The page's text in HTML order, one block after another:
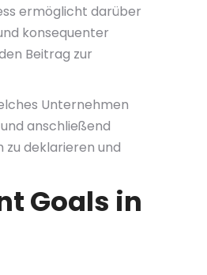
ermöglicht darüber
konsequenter
Beitrag zur
Unternehmen
anschließend
zu deklarieren und
Goals in